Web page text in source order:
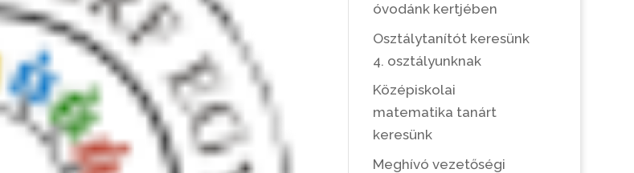
óvodánk kertjében
Osztálytanítót keresünk
4. osztályunknak
Középiskolai
matematika tanárt
keresünk
Meghívó vezetőségi